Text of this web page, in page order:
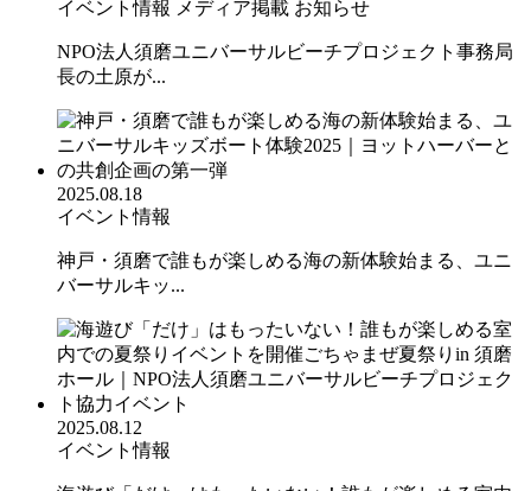
イベント情報 メディア掲載 お知らせ
NPO法人須磨ユニバーサルビーチプロジェクト事務局
長の土原が...
2025.08.18
イベント情報
神戸・須磨で誰もが楽しめる海の新体験始まる、ユニ
バーサルキッ...
2025.08.12
イベント情報